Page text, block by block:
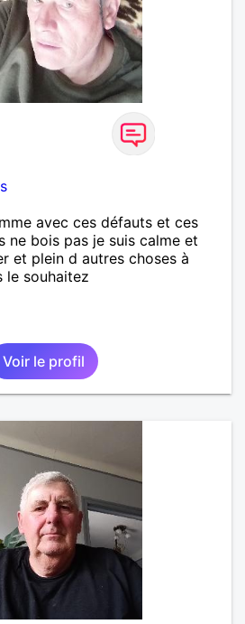
avec ces défauts et ces
ne bois pas je suis calme et
et plein d autres choses à
le souhaitez
Voir le profil